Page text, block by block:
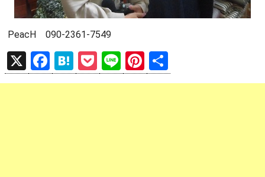
PeacH 090-2361-7549
X
F
a
H
at
P
o
Li
n
Pi
nt 有